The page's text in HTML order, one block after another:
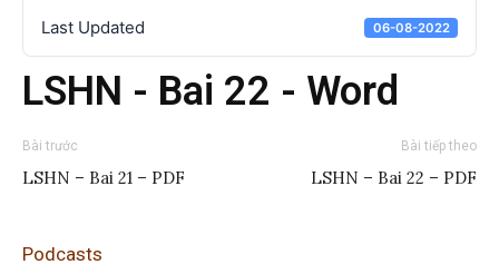
Last Updated 06-08-2022
LSHN - Bai 22 - Word
Bài trước
LSHN – Bai 21 – PDF
Bài tiếp theo
LSHN – Bai 22 – PDF
Podcasts